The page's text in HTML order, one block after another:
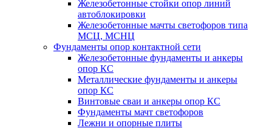
Железобетонные стойки опор линий
автоблокировки
Железобетонные мачты светофоров типа
МСЦ, МСНЦ
Фундаменты опор контактной сети
Железобетонные фундаменты и анкеры
опор КС
Металлические фундаменты и анкеры
опор КС
Винтовые сваи и анкеры опор КС
Фундаменты мачт светофоров
Лежни и опорные плиты